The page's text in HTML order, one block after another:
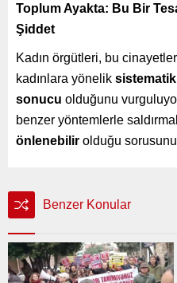
Toplum Ayakta: Bu Bir
Şiddet
Kadın örgütleri, bu
kadınlara yönelik
sonucu olduğunu
benzer yöntemlerle
önlenebilir olduğu
Benzer Konular